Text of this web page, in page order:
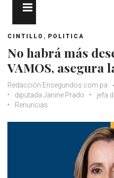
CINTILLO , POLITICA
No habrá más
VAMOS, asegura
Redacción Ensegundos.com.pa
diputada Janine Prado
jefa
Renuncias